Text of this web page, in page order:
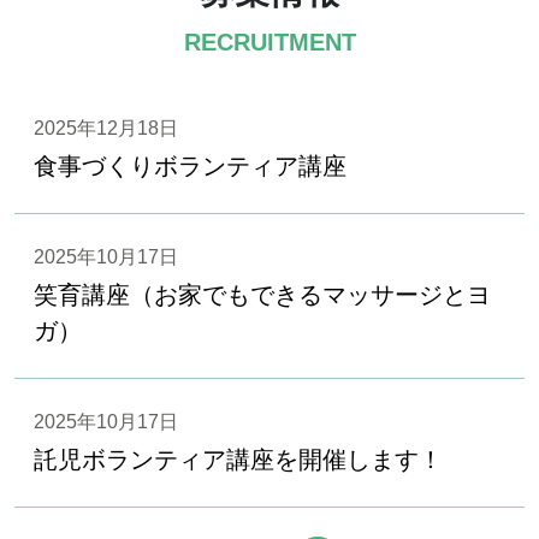
RECRUITMENT
2025年12月18日
食事づくりボランティア講座
2025年10月17日
笑育講座（お家でもできるマッサージとヨ
ガ）
2025年10月17日
託児ボランティア講座を開催します！